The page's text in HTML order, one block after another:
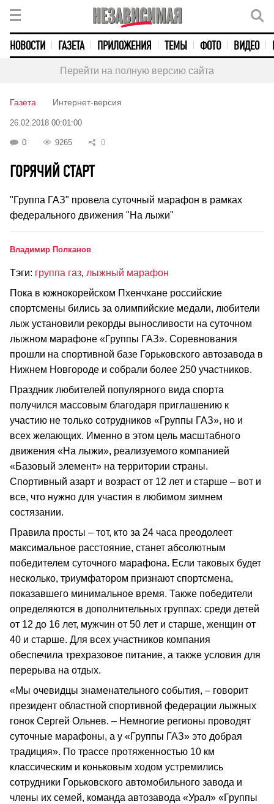
НОВОСТИ ГАЗЕТА ПРИЛОЖЕНИЯ ТЕМЫ ФОТО ВИДЕО
Перейти на полную версию сайта
Газета Интернет-версия
26.02.2018 00:01:00
0 9265 0
ГОРЯЧИЙ СТАРТ
"Группа ГАЗ" провела суточный марафон в рамках
федерального движения "На лыжи"
Владимир Полканов
Тэги: группа газ, лыжный марафон
Пока в южнокорейском Пхенчхане российские
спортсмены бились за олимпийские медали, любители
лыж установили рекорды выносливости на суточном
лыжном марафоне «Группы ГАЗ». Соревнования
прошли на спортивной базе Горьковского автозавода в
Нижнем Новгороде и собрали более 250 участников.
Праздник любителей популярного вида спорта
получился массовым благодаря приглашению к
участию не только сотрудников «Группы ГАЗ», но и
всех желающих. Именно в этом цель масштабного
движения «На лыжи», реализуемого компанией
«Базовый элемент» на территории страны.
Спортивный азарт и возраст от 12 лет и старше – вот и
все, что нужно для участия в любимом зимнем
состязании.
Правила просты – тот, кто за 24 часа преодолеет
максимальное расстояние, станет абсолютным
победителем суточного марафона. Если таковых будет
несколько, триумфатором признают спортсмена,
показавшего минимальное время. Также победители
определяются в дополнительных группах: среди детей
от 12 до 16 лет, мужчин от 50 лет и старше, женщин от
40 и старше. Для всех участников компания
обеспечила трехразовое питание, а также условия для
перерыва на отдых.
«Мы очевидцы знаменательного события, – говорит
президент областной спортивной федерации лыжных
гонок Сергей Ольнев. – Немногие регионы проводят
суточные марафоны, а у «Группы ГАЗ» это добрая
традиция». По трассе протяженностью 10 км
классическим и коньковым ходом устремились
сотрудники Горьковского автомобильного завода и
члены их семей, команда автозавода «Урал» «Группы